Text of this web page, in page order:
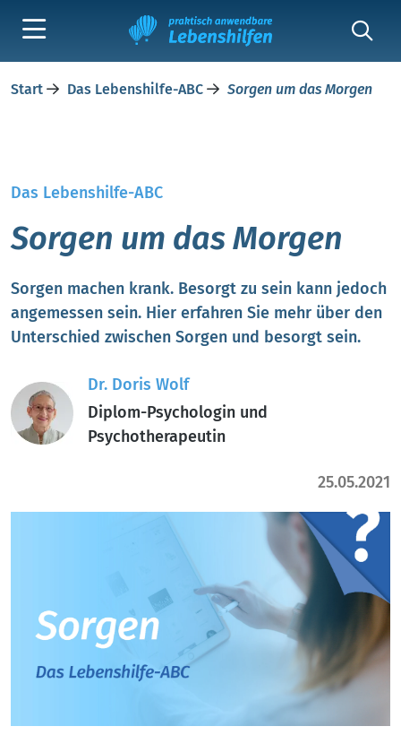
Start Das Lebenshilfe-ABC Sorgen um das Morgen
Das Lebenshilfe-ABC
Sorgen um das Morgen
Sorgen machen krank. Besorgt zu sein kann jedoch
angemessen sein. Hier erfahren Sie mehr über den
Unterschied zwischen Sorgen und besorgt sein.
Dr. Doris Wolf
Diplom-Psychologin und
Psychotherapeutin
25.05.2021